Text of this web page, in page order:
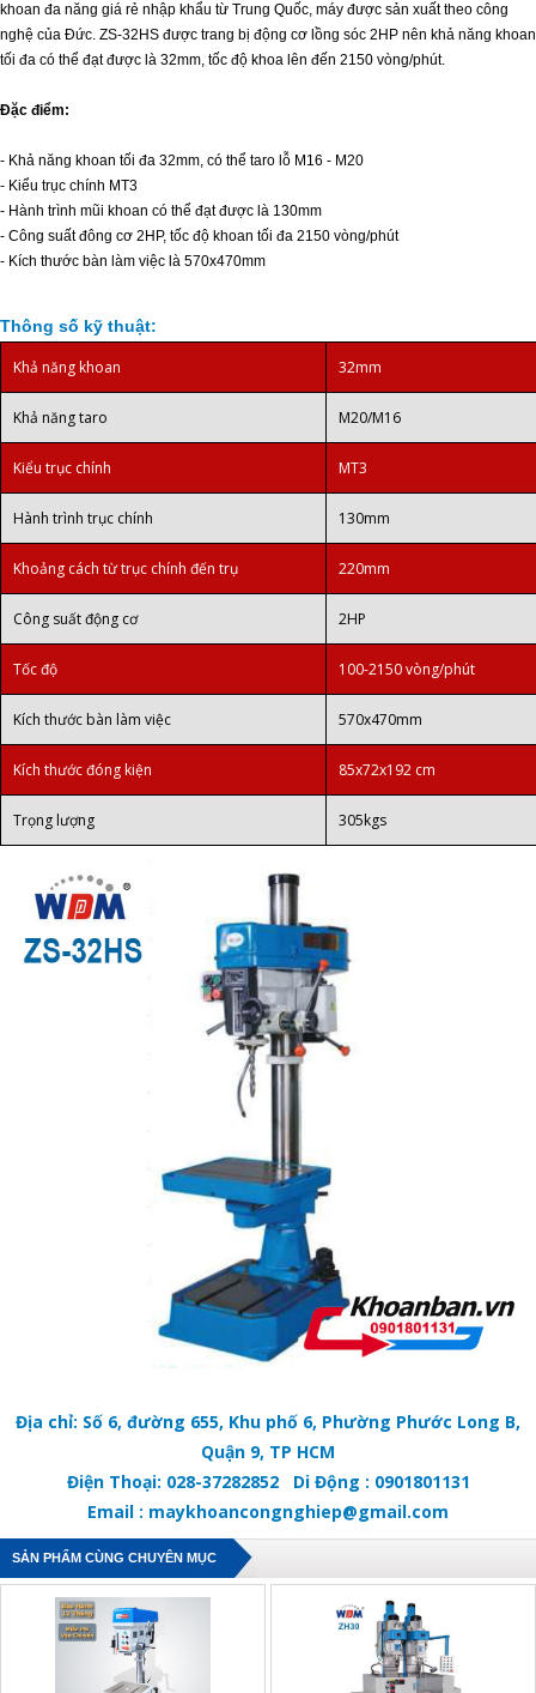
khoan đa năng giá rẻ nhập khẩu từ Trung Quốc, máy được sản xuất theo công
nghệ của Đức. ZS-32HS được trang bị động cơ lồng sóc 2HP nên khả năng khoan
tối đa có thể đạt được là 32mm, tốc độ khoa lên đến 2150 vòng/phút.
Đặc điểm:
- Khả năng khoan tối đa 32mm, có thể taro lỗ M16 - M20
- Kiểu trục chính MT3
- Hành trình mũi khoan có thể đạt được là 130mm
- Công suất đông cơ 2HP, tốc độ khoan tối đa 2150 vòng/phút
- Kích thước bàn làm việc là 570x470mm
Thông số kỹ thuật:
Khả năng khoan 32mm
Khả năng taro M20/M16
Kiểu trục chính MT3
Hành trình trục chính 130mm
Khoảng cách từ trục chính đến trụ 220mm
Công suất động cơ 2HP
Tốc độ 100-2150 vòng/phút
Kích thước bàn làm việc 570x470mm
Kích thước đóng kiện 85x72x192 cm
Trọng lượng 305kgs
Địa chỉ: Số 6, đường 655, Khu phố 6, Phường Phước Long B,
Quận 9, TP HCM
Điện Thoại: 028-37282852 Di Động : 0901801131
Email : maykhoancongnghiep@gmail.com
SẢN PHẨM CÙNG CHUYÊN MỤC